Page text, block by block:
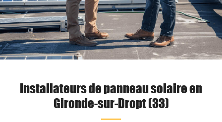
Installateurs de panneau solaire en
Gironde-sur-Dropt (33)